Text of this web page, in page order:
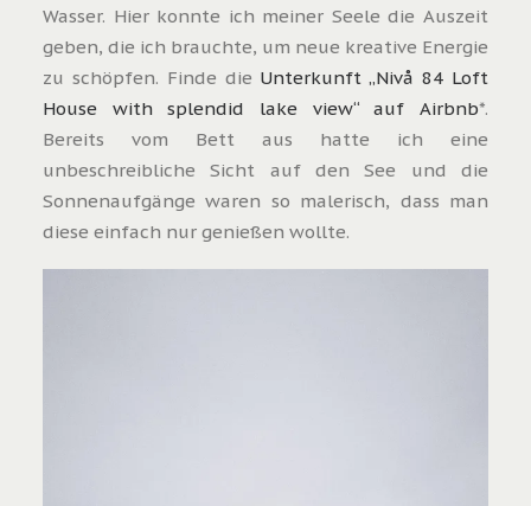
Wasser. Hier konnte ich meiner Seele die Auszeit
geben, die ich brauchte, um neue kreative Energie
zu schöpfen. Finde die Unterkunft „Nivå 84 Loft
House with splendid lake view“ auf Airbnb*.
Bereits vom Bett aus hatte ich eine
unbeschreibliche Sicht auf den See und die
Sonnenaufgänge waren so malerisch, dass man
diese einfach nur genießen wollte.